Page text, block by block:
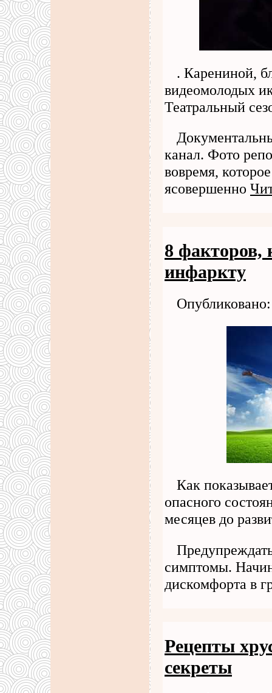
. Карениной,
видеомолодых
Театральный
канал. Фото
вовремя,
ясовершенно
8 факторов,
инфаркту
Как
опасного
месяцев до
симптомы.
дискомфорта в
Рецепты
секреты